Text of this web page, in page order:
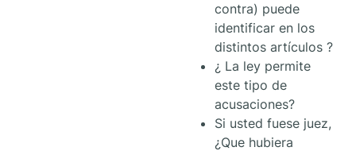
contra) puede
identificar en los
distintos artículos ?
¿ La ley permite
este tipo de
acusaciones?
Si usted fuese juez,
¿Que hubiera